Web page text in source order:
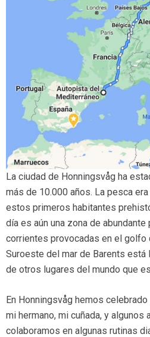
La ciudad de Honningsvåg ha
más de 10.000 años. La pesca
estos primeros habitantes
día es aún una zona de abundante
corrientes provocadas en el golfo
Suroeste del mar de Barents
de otros lugares del mundo que
En Honningsvåg hemos
mi hermano, mi cuñada, y algunos
colaboramos en algunas rutinas